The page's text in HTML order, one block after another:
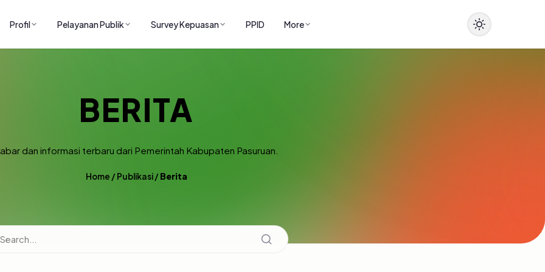
Profil Pelayanan Publik Survey Kepuasan PPID More
BERITA
dan informasi terbaru dari Pemerintah Kabupaten Pasuruan.
Home /Publikasi/Berita